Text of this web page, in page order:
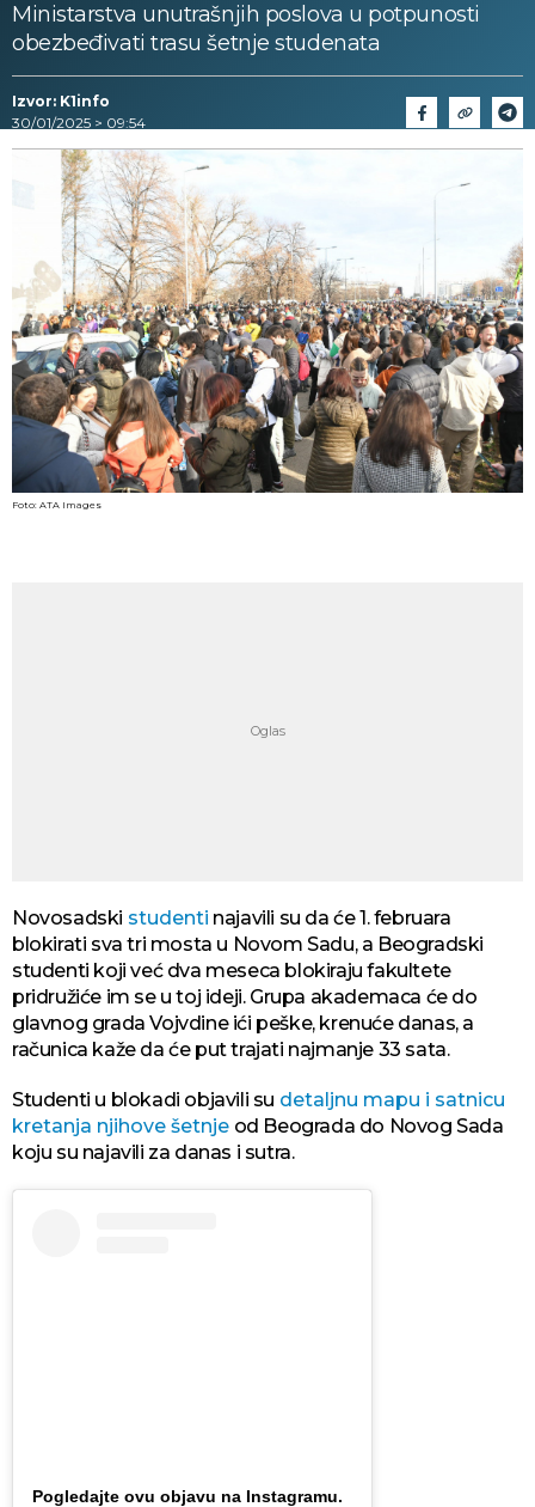
Ministarstva unutrašnjih poslova u potpunosti
obezbeđivati trasu šetnje studenata
Izvor: K1info
30/01/2025 > 09:54
Foto: ATA Images
Novosadski studenti najavili su da će 1. februara
blokirati sva tri mosta u Novom Sadu, a Beogradski
studenti koji već dva meseca blokiraju fakultete
pridružiće im se u toj ideji. Grupa akademaca će do
glavnog grada Vojvdine ići peške, krenuće danas, a
računica kaže da će put trajati najmanje 33 sata.
Studenti u blokadi objavili su detaljnu mapu i satnicu
kretanja njihove šetnje od Beograda do Novog Sada
koju su najavili za danas i sutra.
Pogledajte ovu objavu na Instagramu.